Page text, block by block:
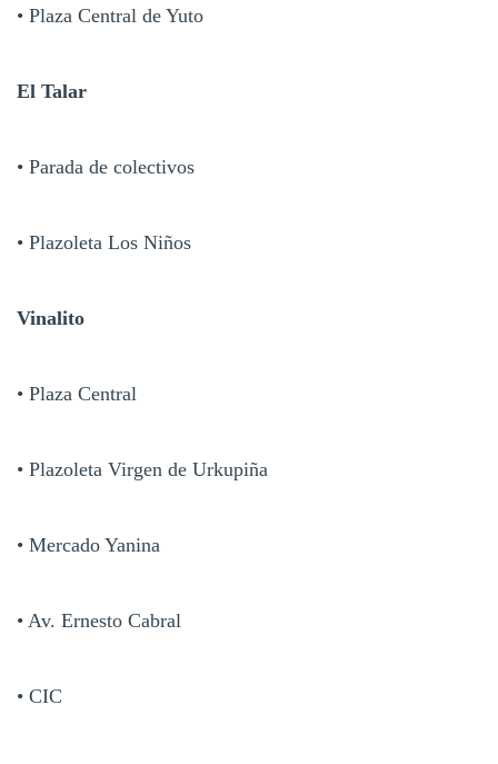
• Plaza Central de Yuto
El Talar
• Parada de colectivos
• Plazoleta Los Niños
Vinalito
• Plaza Central
• Plazoleta Virgen de Urkupiña
• Mercado Yanina
• Av. Ernesto Cabral
• CIC